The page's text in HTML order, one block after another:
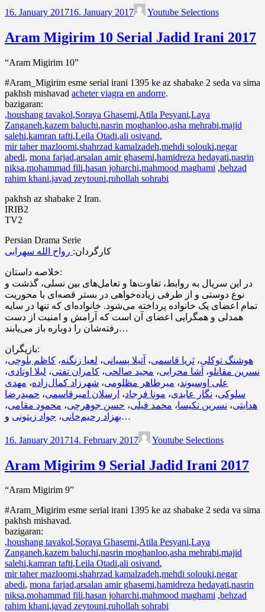
16. January 201716. January 2017 Youtube Selections
Aram Migirim 10 Serial Jadid Irani 2017
“Aram Migirim 10”
#Aram_Migirim esme serial irani 1395 ke az shabake 2 seda va sima
pakhsh mishavad acheter viagra en andorre.
bazigaran:
,houshang tavakol,Soraya Ghasemi,Atila Pesyani,Laya
Zanganeh,kazem baluchi,nasrin moghanloo,asha mehrabi,majid
salehi,kamran tafti,Leila Otadi,ali osivand,
mir taher mazloomi,shahrzad kamalzadeh,mehdi solouki,negar
abedi, mona farjad,arsalan amir ghasemi,hamidreza hedayati,nasrin
niksa,mohammad fili,hasan joharchi,mahmood maghami ,behzad
rahim khani,javad zeytouni,ruhollah sohrabi
pakhsh az shabake 2 Iran.
IRIB2
TV2
Persian Drama Serie
کارگردان: رواح الله سهرابی
خلاصه داستان:
در این سریال به روابط، تفاوت‌ها و تعامل‌های بین نسلی، گذشت و
نوع دوستی و از طرفی زیاده‌خواهی در بستر قصه‌ای با محوریت
تمام اعضای یک خانواده پرداخته می‌شود. خانواده‌ای که تنها در سایه
همدلی و همگرایی اعضای آن است که آرامش و امنیت از دست
رفته‌شان را دوباره باز می‌یابند…
بازیگران:
هوشنگ توکلی، ثریا قاسمی، آتیلا پسیانی، لعیا زنگنه، کاظم بلوچی،
نسرین مقانلو، آشا محرابی، مجید صالحی، کامران تفتی، لیلا اوتادی،
علی اوسیوند، میرطاهر مظلومی، شهرزاد کمال‌زاده، مهدی
سلوکی، نگار عابدی، مونا فرجاد، ارسلان امیرقاسمی، حمیدرضا
هدایتی، نسرین نکیسا، محمد فیلی، حسن جوهرچی، محمود مقامی،
بهزاد رحیم‌خانی، جواد زیتونی و…
16. January 201714. February 2017 Youtube Selections
Aram Migirim 9 Serial Jadid Irani 2017
“Aram Migirim 9”
#Aram_Migirim esme serial irani 1395 ke az shabake 2 seda va sima
pakhsh mishavad.
bazigaran:
,houshang tavakol,Soraya Ghasemi,Atila Pesyani,Laya
Zanganeh,kazem baluchi,nasrin moghanloo,asha mehrabi,majid
salehi,kamran tafti,Leila Otadi,ali osivand,
mir taher mazloomi,shahrzad kamalzadeh,mehdi solouki,negar
abedi, mona farjad,arsalan amir ghasemi,hamidreza hedayati,nasrin
niksa,mohammad fili,hasan joharchi,mahmood maghami ,behzad
rahim khani,javad zeytouni,ruhollah sohrabi